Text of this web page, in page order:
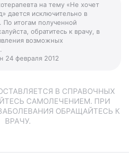
на тему «Не хочет
дается исключительно в
По итогам полученной
обратитесь к врачу, в
возможных
24 февраля 2012
В СПРАВОЧНЫХ
САМОЛЕЧЕНИЕМ. ПРИ
ОБРАЩАЙТЕСЬ К
ВРАЧУ.